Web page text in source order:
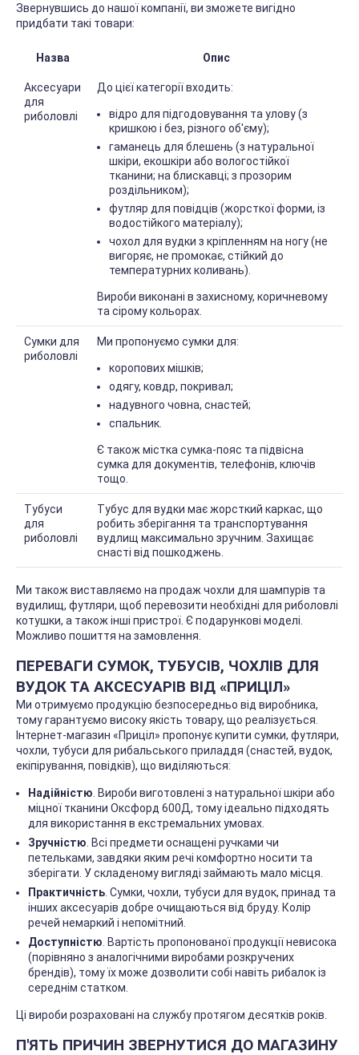
Звернувшись до нашої компанії, ви зможете вигідно
придбати такі товари:
Назва Опис
Аксесуари
для
риболовлі
До цієї категорії входить:
відро для підгодовування та улову (з
кришкою і без, різного об'єму);
гаманець для блешень (з натуральної
шкіри, екошкіри або вологостійкої
тканини; на блискавці; з прозорим
роздільником);
футляр для повідців (жорсткої форми, із
водостійкого матеріалу);
чохол для вудки з кріпленням на ногу (не
вигоряє, не промокає, стійкий до
температурних коливань).
Вироби виконані в захисному, коричневому
та сірому кольорах.
Сумки для
риболовлі
Ми пропонуємо сумки для:
коропових мішків;
одягу, ковдр, покривал;
надувного човна, снастей;
спальник.
Є також містка сумка-пояс та підвісна
сумка для документів, телефонів, ключів
тощо.
Тубуси
для
риболовлі
Тубус для вудки має жорсткий каркас, що
робить зберігання та транспортування
вудлищ максимально зручним. Захищає
снасті від пошкоджень.
Ми також виставляємо на продаж чохли для шампурів та
вудилищ, футляри, щоб перевозити необхідні для риболовлі
котушки, а також інші пристрої. Є подарункові моделі.
Можливо пошиття на замовлення.
ПЕРЕВАГИ СУМОК, ТУБУСІВ, ЧОХЛІВ ДЛЯ
ВУДОК ТА АКСЕСУАРІВ ВІД «ПРИЦІЛ»
Ми отримуємо продукцію безпосередньо від виробника,
тому гарантуємо високу якість товару, що реалізується.
Інтернет-магазин «Приціл» пропонує купити сумки, футляри,
чохли, тубуси для рибальського приладдя (снастей, вудок,
екіпірування, повідків), що виділяються:
Надійністю . Вироби виготовлені з натуральної шкіри або
міцної тканини Оксфорд 600Д, тому ідеально підходять
для використання в екстремальних умовах.
Зручністю . Всі предмети оснащені ручками чи
петельками, завдяки яким речі комфортно носити та
зберігати. У складеному вигляді займають мало місця.
Практичність . Сумки, чохли, тубуси для вудок, принад та
інших аксесуарів добре очищаються від бруду. Колір
речей немаркий і непомітний.
Доступністю . Вартість пропонованої продукції невисока
(порівняно з аналогічними виробами розкручених
брендів), тому їх може дозволити собі навіть рибалок із
середнім статком.
Ці вироби розраховані на службу протягом десятків років.
П'ЯТЬ ПРИЧИН ЗВЕРНУТИСЯ ДО МАГАЗИНУ